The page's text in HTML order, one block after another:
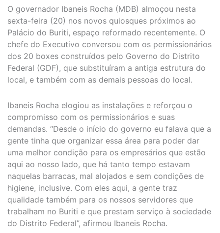
O governador Ibaneis Rocha (MDB) almoçou nesta
sexta-feira (20) nos novos quiosques próximos ao
Palácio do Buriti, espaço reformado recentemente. O
chefe do Executivo conversou com os permissionários
dos 20 boxes construídos pelo Governo do Distrito
Federal (GDF), que substituíram a antiga estrutura do
local, e também com as demais pessoas do local.
Ibaneis Rocha elogiou as instalações e reforçou o
compromisso com os permissionários e suas
demandas. “Desde o início do governo eu falava que a
gente tinha que organizar essa área para poder dar
uma melhor condição para os empresários que estão
aqui ao nosso lado, que há tanto tempo estavam
naquelas barracas, mal alojados e sem condições de
higiene, inclusive. Com eles aqui, a gente traz
qualidade também para os nossos servidores que
trabalham no Buriti e que prestam serviço à sociedade
do Distrito Federal”, afirmou Ibaneis Rocha.